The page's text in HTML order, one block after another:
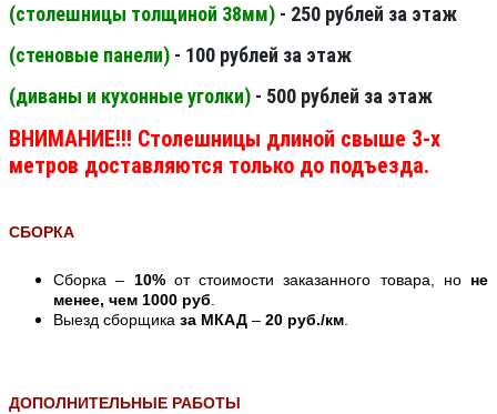
(столешницы толщиной 38мм) - 250 рублей за этаж
(стеновые панели) - 100 рублей за этаж
(диваны и кухонные уголки) - 500 рублей за этаж
ВНИМАНИЕ!!! Столешницы длиной свыше 3-х
метров доставляются только до подъезда.
СБОРКА
Сборка – 10%от стоимости заказанного товара, но не
менее, чем 1000 руб
Выезд сборщика за МКАД – 20 руб./км
ДОПОЛНИТЕЛЬНЫЕ РАБОТЫ